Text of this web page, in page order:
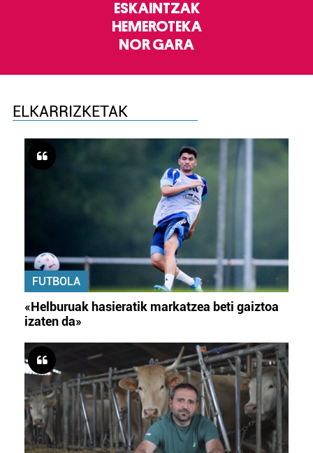
ESKAINTZAK
HEMEROTEKA
NOR GARA
ELKARRIZKETAK
FUTBOLA
«Helburuak hasieratik markatzea beti gaiztoa
izaten da»